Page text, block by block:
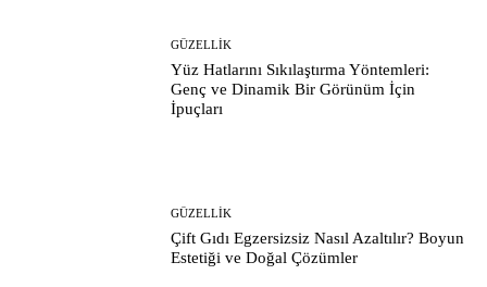
GÜZELLIK
Yüz Hatlarını Sıkılaştırma Yöntemleri:
Genç ve Dinamik Bir Görünüm İçin
İpuçları
GÜZELLIK
Çift Gıdı Egzersizsiz Nasıl Azaltılır? Boyun
Estetiği ve Doğal Çözümler